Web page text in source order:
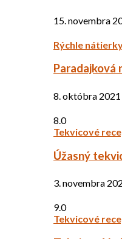
15. novembra
Rýchle
Paradajková
8. októbra 2021
8.0
Tekvicové
Úžasný
3. novembra
9.0
Tekvicové